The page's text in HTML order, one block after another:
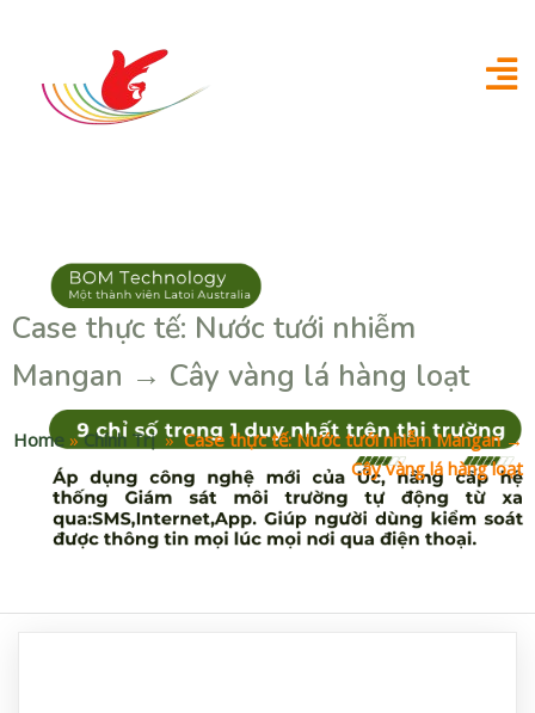
Case thực tế: Nước tưới nhiễm
Mangan → Cây vàng lá hàng loạt
Home »Chính Trị » Case thực tế: Nước tưới nhiễm Mangan →
Cây vàng lá hàng loạt